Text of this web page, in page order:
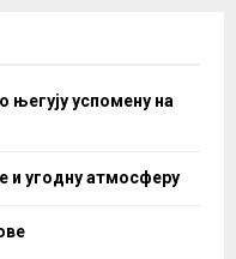
његују успомену на
и угодну атмосферу